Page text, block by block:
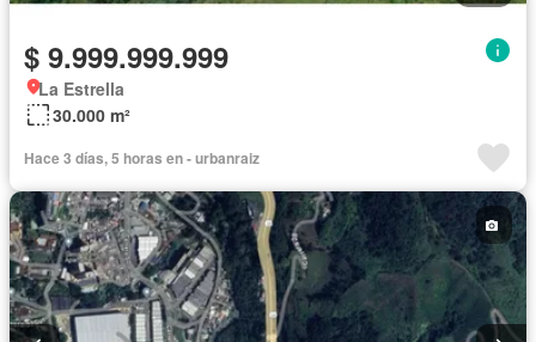
$ 9.999.999.999
La Estrella
30.000 m²
Hace 3 días, 5 horas en - urbanraiz